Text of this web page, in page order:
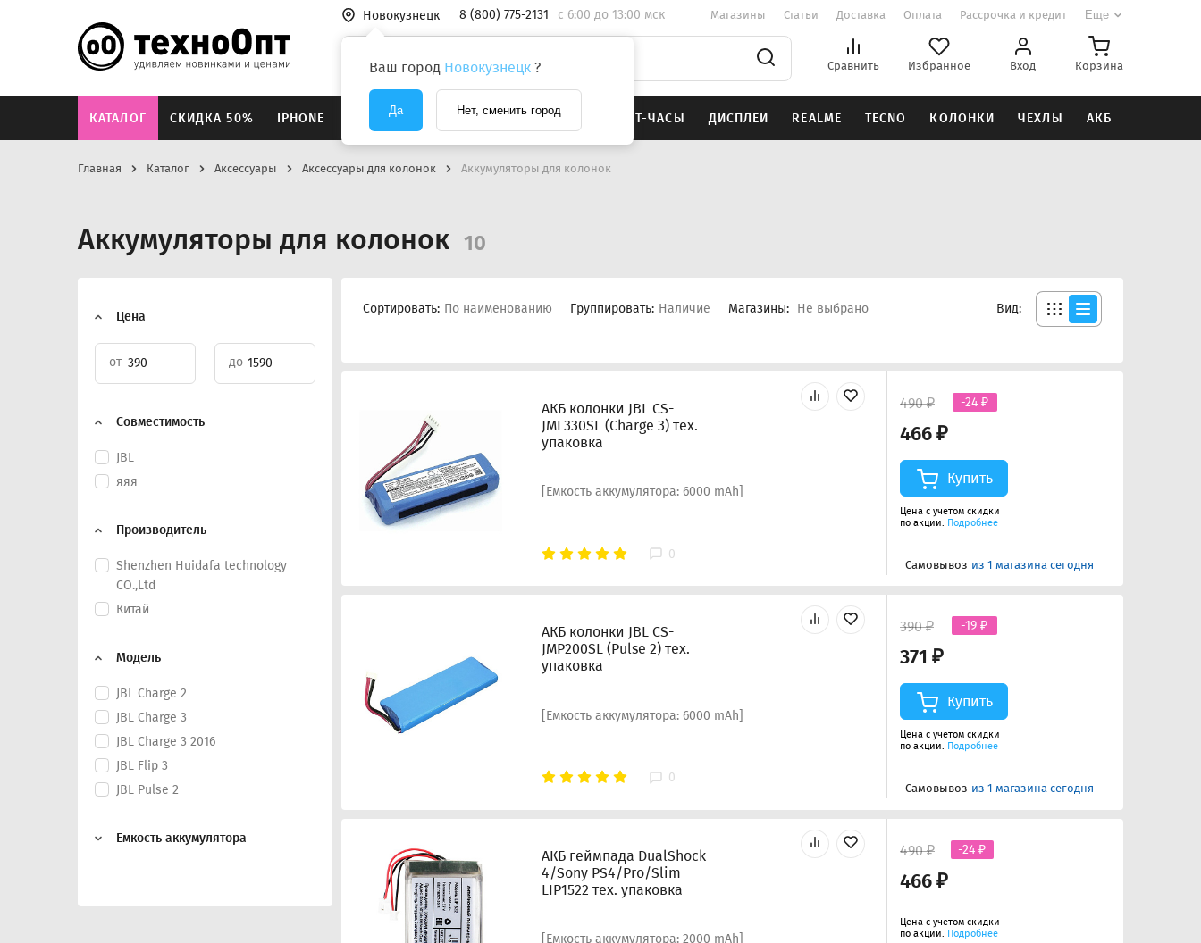
Новокузнецк
Ваш город Новокузнецк ?
Да Нет, сменить город
8 (800) 775-2131 c 6:00 до 13:00 мск Магазины Статьи Доставка Оплата Рассрочка и кредит Еще
Сравнить Избранное Вход Корзина
КАТАЛОГ СКИДКА 50% IPHONE XIAOMI SAMSUNG НАУШНИКИ СМАРТ-ЧАСЫ ДИСПЛЕИ REALME TECNO КОЛОНКИ ЧЕХЛЫ АКБ
Главная Каталог Аксессуары Аксессуары для колонок Аккумуляторы для колонок
Аккумуляторы для колонок 10
Цена
от до
Совместимость
JBL
яяя
Производитель
Shenzhen Huidafa technology
CO.,Ltd
Китай
Модель
JBL Charge 2
JBL Charge 3
JBL Charge 3 2016
JBL Flip 3
JBL Pulse 2
Емкость аккумулятора
Сортировать: По наименованию Группировать: Наличие Магазины: Не выбрано Вид:
АКБ колонки JBL CS-
JML330SL (Charge 3) тех.
упаковка
[Емкость аккумулятора: 6000 mAh]
0
466 ₽
490 ₽ -24 ₽
Купить
Цена с учетом скидки
по акции. Подробнее
Самовывоз из 1 магазина сегодня
АКБ колонки JBL CS-
JMP200SL (Pulse 2) тех.
упаковка
[Емкость аккумулятора: 6000 mAh]
0
371 ₽
390 ₽ -19 ₽
Купить
Цена с учетом скидки
по акции. Подробнее
Самовывоз из 1 магазина сегодня
АКБ геймпада DualShock
4/Sony PS4/Pro/Slim
LIP1522 тех. упаковка
[Емкость аккумулятора: 2000 mAh]
466 ₽
490 ₽ -24 ₽
Цена с учетом скидки
по акции. Подробнее